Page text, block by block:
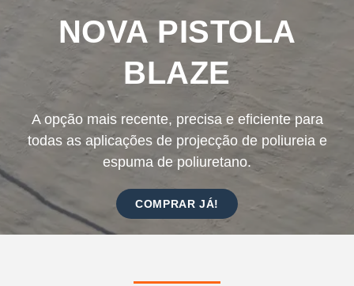
NOVA PISTOLA
BLAZE
A opção mais recente, precisa e eficiente para
todas as aplicações de projecção de poliureia e
espuma de poliuretano.
COMPRAR JÁ!